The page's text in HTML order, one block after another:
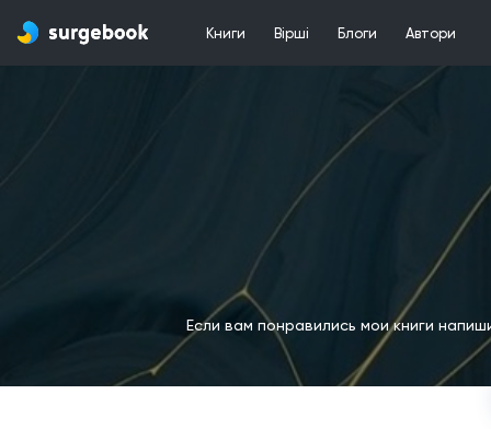
Книги Вірші Блоги Автори
Если вам понравились мои книги